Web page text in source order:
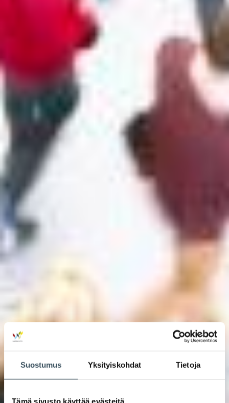
Suostumus Yksityiskohdat Tietoja
Tämä sivusto käyttää evästeitä